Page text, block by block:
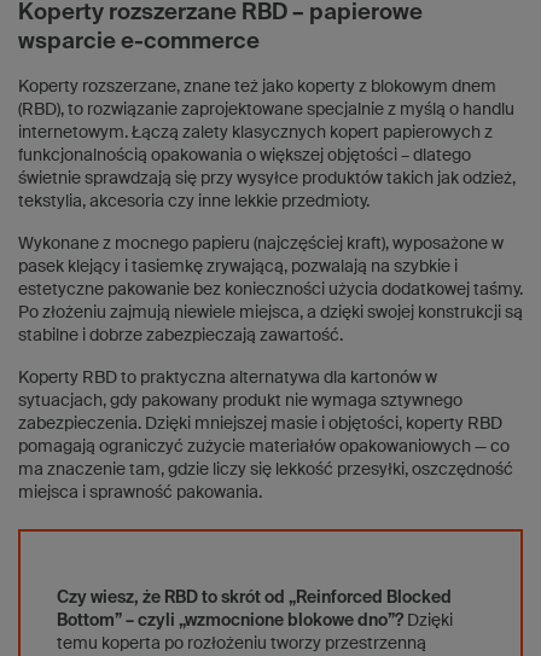
Koperty rozszerzane RBD – papierowe
wsparcie e-commerce
Koperty rozszerzane, znane też jako koperty z blokowym dnem
(RBD), to rozwiązanie zaprojektowane specjalnie z myślą o handlu
internetowym. Łączą zalety klasycznych kopert papierowych z
funkcjonalnością opakowania o większej objętości – dlatego
świetnie sprawdzają się przy wysyłce produktów takich jak odzież,
tekstylia, akcesoria czy inne lekkie przedmioty.
Wykonane z mocnego papieru (najczęściej kraft), wyposażone w
pasek klejący i tasiemkę zrywającą, pozwalają na szybkie i
estetyczne pakowanie bez konieczności użycia dodatkowej taśmy.
Po złożeniu zajmują niewiele miejsca, a dzięki swojej konstrukcji są
stabilne i dobrze zabezpieczają zawartość.
Koperty RBD to praktyczna alternatywa dla kartonów w
sytuacjach, gdy pakowany produkt nie wymaga sztywnego
zabezpieczenia. Dzięki mniejszej masie i objętości, koperty RBD
pomagają ograniczyć zużycie materiałów opakowaniowych — co
ma znaczenie tam, gdzie liczy się lekkość przesyłki, oszczędność
miejsca i sprawność pakowania.
Czy wiesz, że RBD to skrót od „Reinforced Blocked
Bottom” – czyli „wzmocnione blokowe dno”? Dzięki
temu koperta po rozłożeniu tworzy przestrzenną